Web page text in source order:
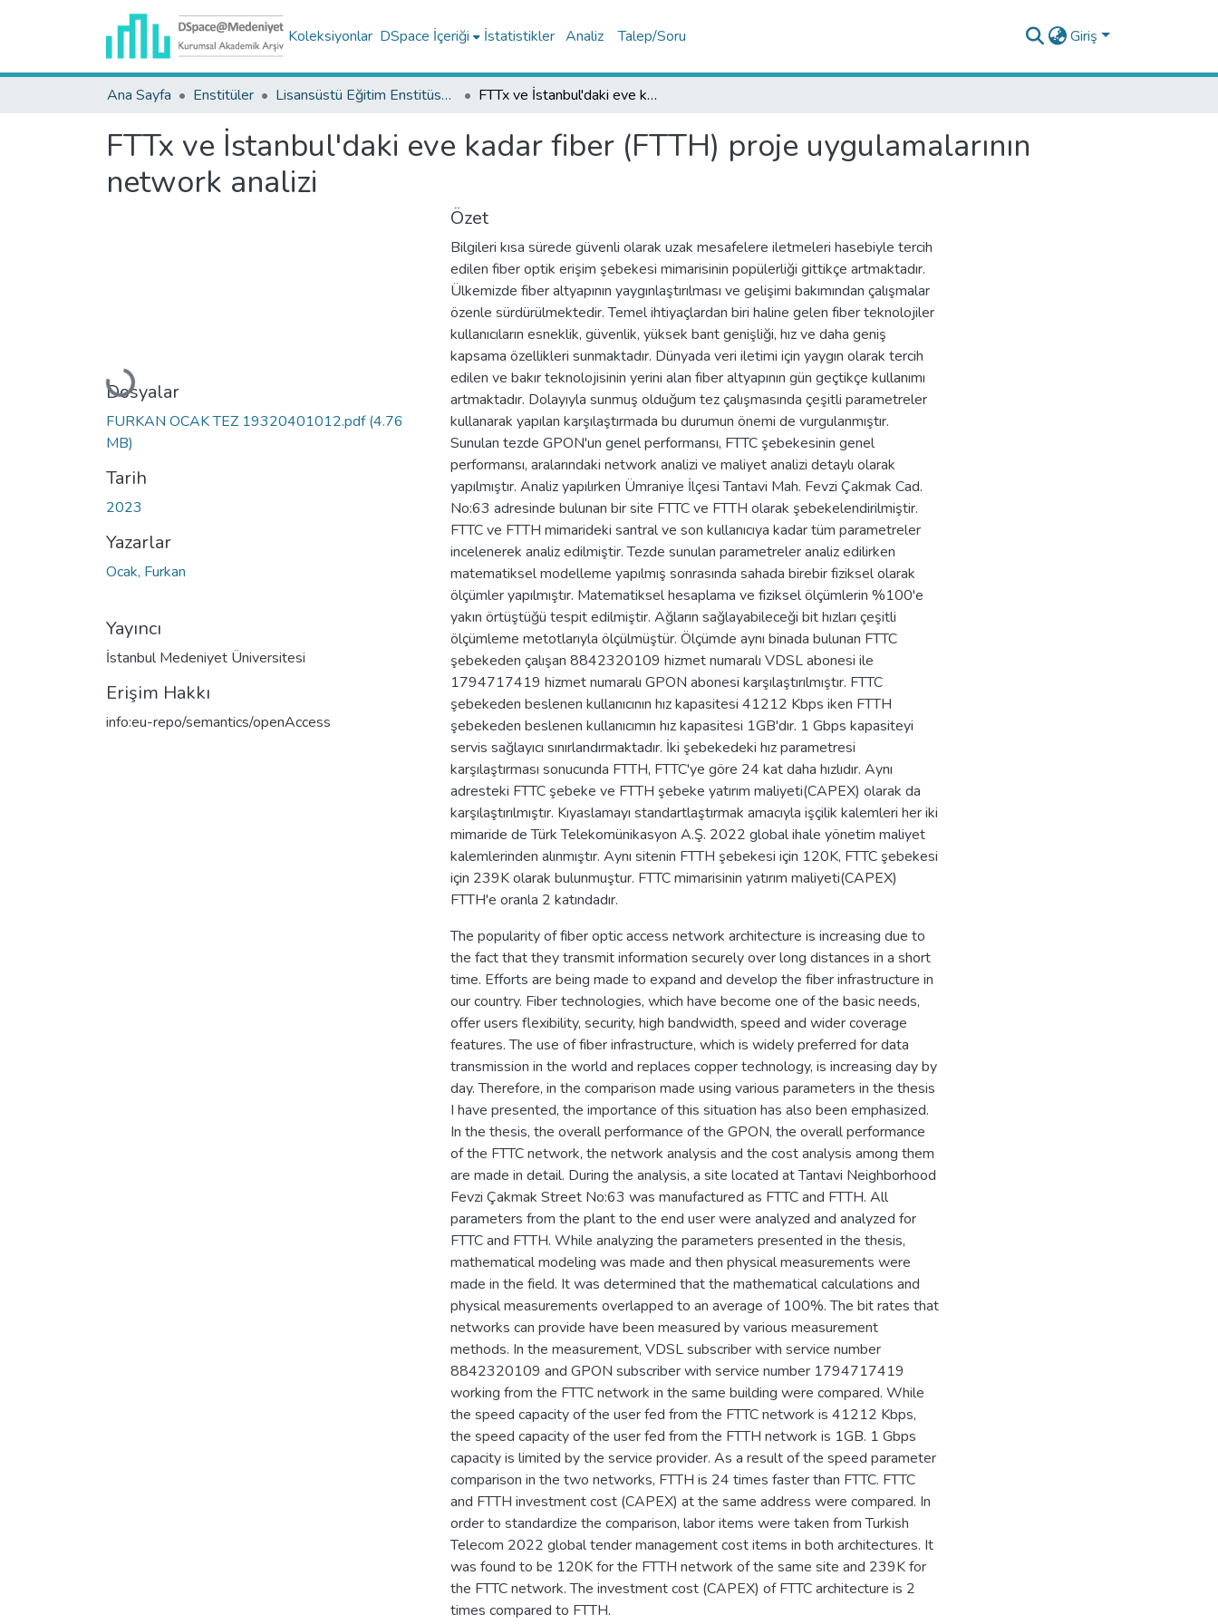
Koleksiyonlar DSpace İçeriği İstatistikler Analiz Talep/Soru Giriş
Ana Sayfa Enstitüler Lisansüstü Eğitim Enstitüsü Tez Koleksiyonu FTTx ve İstanbul'daki eve kadar fiber (FTTH) proje uygulamalarının network analizi
FTTx ve İstanbul'daki eve kadar fiber (FTTH) proje uygulamalarının
network analizi
Yükleniyor...
Dosyalar
FURKAN OCAK TEZ 19320401012.pdf(4.76
MB)
Tarih
2023
Yazarlar
Ocak, Furkan
Yayıncı
İstanbul Medeniyet Üniversitesi
Erişim Hakkı
info:eu-repo/semantics/openAccess
Özet
Bilgileri kısa sürede güvenli olarak uzak mesafelere iletmeleri hasebiyle tercih
edilen fiber optik erişim şebekesi mimarisinin popülerliği gittikçe artmaktadır.
Ülkemizde fiber altyapının yaygınlaştırılması ve gelişimi bakımından çalışmalar
özenle sürdürülmektedir. Temel ihtiyaçlardan biri haline gelen fiber teknolojiler
kullanıcıların esneklik, güvenlik, yüksek bant genişliği, hız ve daha geniş
kapsama özellikleri sunmaktadır. Dünyada veri iletimi için yaygın olarak tercih
edilen ve bakır teknolojisinin yerini alan fiber altyapının gün geçtikçe kullanımı
artmaktadır. Dolayıyla sunmuş olduğum tez çalışmasında çeşitli parametreler
kullanarak yapılan karşılaştırmada bu durumun önemi de vurgulanmıştır.
Sunulan tezde GPON'un genel performansı, FTTC şebekesinin genel
performansı, aralarındaki network analizi ve maliyet analizi detaylı olarak
yapılmıştır. Analiz yapılırken Ümraniye İlçesi Tantavi Mah. Fevzi Çakmak Cad.
No:63 adresinde bulunan bir site FTTC ve FTTH olarak şebekelendirilmiştir.
FTTC ve FTTH mimarideki santral ve son kullanıcıya kadar tüm parametreler
incelenerek analiz edilmiştir. Tezde sunulan parametreler analiz edilirken
matematiksel modelleme yapılmış sonrasında sahada birebir fiziksel olarak
ölçümler yapılmıştır. Matematiksel hesaplama ve fiziksel ölçümlerin %100'e
yakın örtüştüğü tespit edilmiştir. Ağların sağlayabileceği bit hızları çeşitli
ölçümleme metotlarıyla ölçülmüştür. Ölçümde aynı binada bulunan FTTC
şebekeden çalışan 8842320109 hizmet numaralı VDSL abonesi ile
1794717419 hizmet numaralı GPON abonesi karşılaştırılmıştır. FTTC
şebekeden beslenen kullanıcının hız kapasitesi 41212 Kbps iken FTTH
şebekeden beslenen kullanıcımın hız kapasitesi 1GB'dır. 1 Gbps kapasiteyi
servis sağlayıcı sınırlandırmaktadır. İki şebekedeki hız parametresi
karşılaştırması sonucunda FTTH, FTTC'ye göre 24 kat daha hızlıdır. Aynı
adresteki FTTC şebeke ve FTTH şebeke yatırım maliyeti(CAPEX) olarak da
karşılaştırılmıştır. Kıyaslamayı standartlaştırmak amacıyla işçilik kalemleri her iki
mimaride de Türk Telekomünikasyon A.Ş. 2022 global ihale yönetim maliyet
kalemlerinden alınmıştır. Aynı sitenin FTTH şebekesi için 120K, FTTC şebekesi
için 239K olarak bulunmuştur. FTTC mimarisinin yatırım maliyeti(CAPEX)
FTTH'e oranla 2 katındadır.
The popularity of fiber optic access network architecture is increasing due to
the fact that they transmit information securely over long distances in a short
time. Efforts are being made to expand and develop the fiber infrastructure in
our country. Fiber technologies, which have become one of the basic needs,
offer users flexibility, security, high bandwidth, speed and wider coverage
features. The use of fiber infrastructure, which is widely preferred for data
transmission in the world and replaces copper technology, is increasing day by
day. Therefore, in the comparison made using various parameters in the thesis
I have presented, the importance of this situation has also been emphasized.
In the thesis, the overall performance of the GPON, the overall performance
of the FTTC network, the network analysis and the cost analysis among them
are made in detail. During the analysis, a site located at Tantavi Neighborhood
Fevzi Çakmak Street No:63 was manufactured as FTTC and FTTH. All
parameters from the plant to the end user were analyzed and analyzed for
FTTC and FTTH. While analyzing the parameters presented in the thesis,
mathematical modeling was made and then physical measurements were
made in the field. It was determined that the mathematical calculations and
physical measurements overlapped to an average of 100%. The bit rates that
networks can provide have been measured by various measurement
methods. In the measurement, VDSL subscriber with service number
8842320109 and GPON subscriber with service number 1794717419
working from the FTTC network in the same building were compared. While
the speed capacity of the user fed from the FTTC network is 41212 Kbps,
the speed capacity of the user fed from the FTTH network is 1GB. 1 Gbps
capacity is limited by the service provider. As a result of the speed parameter
comparison in the two networks, FTTH is 24 times faster than FTTC. FTTC
and FTTH investment cost (CAPEX) at the same address were compared. In
order to standardize the comparison, labor items were taken from Turkish
Telecom 2022 global tender management cost items in both architectures. It
was found to be 120K for the FTTH network of the same site and 239K for
the FTTC network. The investment cost (CAPEX) of FTTC architecture is 2
times compared to FTTH.